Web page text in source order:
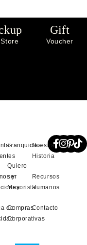
Gift
Voucher
y
de
Franquicias
Quiero
ser
Mayorista
Compras
Corporativas
Nuestra
Historia
Recursos
Humanos
Contacto